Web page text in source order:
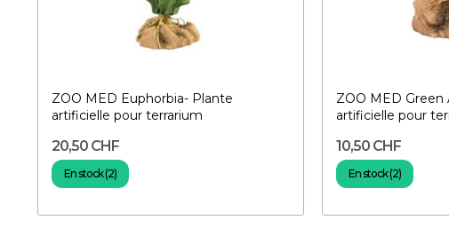
ZOO MED Euphorbia- Plante
artificielle pour terrarium
20,50 CHF
En stock (2)
ZOO MED Green
artificielle pour
10,50 CHF
En stock (2)